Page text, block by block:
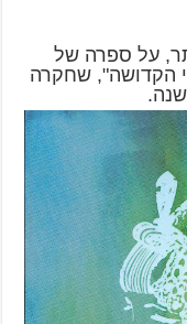
על ספרה של
הקדושה", שחקרה